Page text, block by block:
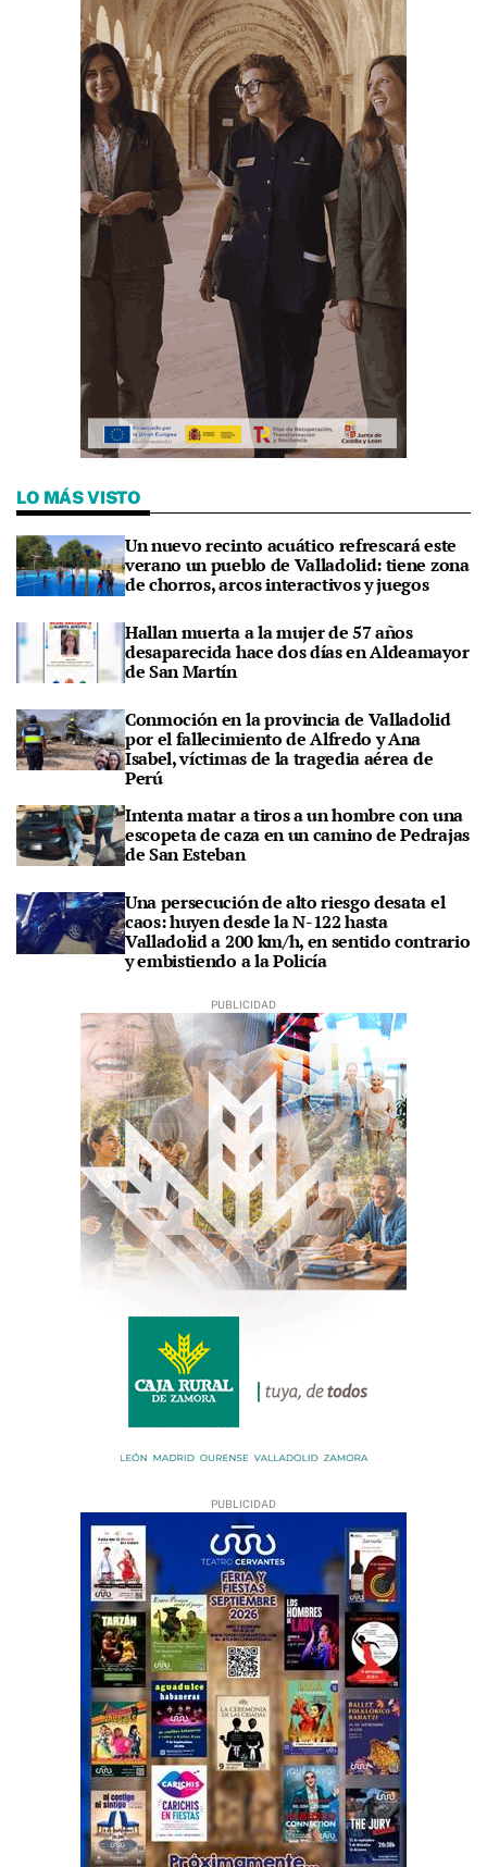
LO MÁS VISTO
Un nuevo recinto acuático refrescará este
verano un pueblo de Valladolid: tiene zona
de chorros, arcos interactivos y juegos
Hallan muerta a la mujer de 57 años
desaparecida hace dos días en Aldeamayor
de San Martín
Conmoción en la provincia de Valladolid
por el fallecimiento de Alfredo y Ana
Isabel, víctimas de la tragedia aérea de
Perú
Intenta matar a tiros a un hombre con una
escopeta de caza en un camino de Pedrajas
de San Esteban
Una persecución de alto riesgo desata el
caos: huyen desde la N-122 hasta
Valladolid a 200 km/h, en sentido contrario
y embistiendo a la Policía